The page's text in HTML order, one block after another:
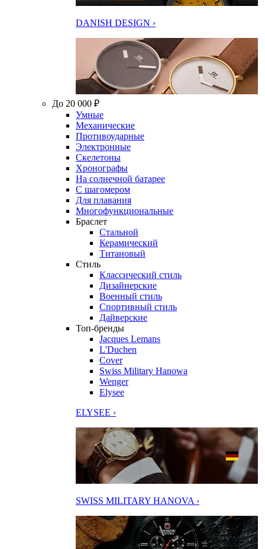
DANISH DESIGN ›
До 20 000 ₽
Умные
Механические
Противоударные
Электронные
Скелетоны
Хронографы
На солнечной батарее
С шагомером
Для плавания
Многофункциональные
Браслет
Стальной
Керамический
Титановый
Стиль
Классический стиль
Дизайнерские
Военный стиль
Спортивный стиль
Дайверские
Топ-бренды
Jacques Lemans
L'Duchen
Cover
Swiss Military Hanowa
Wenger
Elysee
ELYSEE ›
SWISS MILITARY HANOVA ›